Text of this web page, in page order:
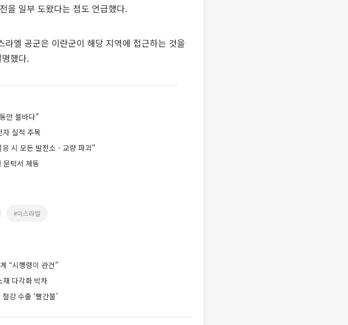
을 일부 도왔다는 점도 언급했다.
엘 공군은 이란군이 해당 지역에 접근하는 것을
했다.
만 불바다"
실적 주목
시 모든 발전소ㆍ교량 파괴”
턱서 제동
#이스라엘
“시행령이 관건”
다각화 박차
강 수출 ‘빨간불’